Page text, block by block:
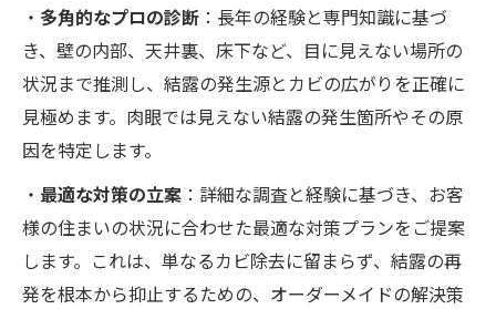
・ 多角的なプロの診断 ：長年の経験と専門知識に基づ
き、壁の内部、天井裏、床下など、目に見えない場所の
状況まで推測し、結露の発生源とカビの広がりを正確に
見極めます。肉眼では見えない結露の発生箇所やその原
因を特定します。
・ 最適な対策の立案 ：詳細な調査と経験に基づき、お客
様の住まいの状況に合わせた最適な対策プランをご提案
します。これは、単なるカビ除去に留まらず、結露の再
発を根本から抑止するための、オーダーメイドの解決策